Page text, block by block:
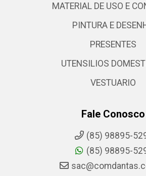
MATERIAL DE USO E
PINTURA E
PRESENTES
UTENSILIOS
VESTUARIO
Fale Conosco
(85) 98895-
(85) 98895-